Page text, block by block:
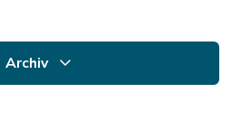
Archiv